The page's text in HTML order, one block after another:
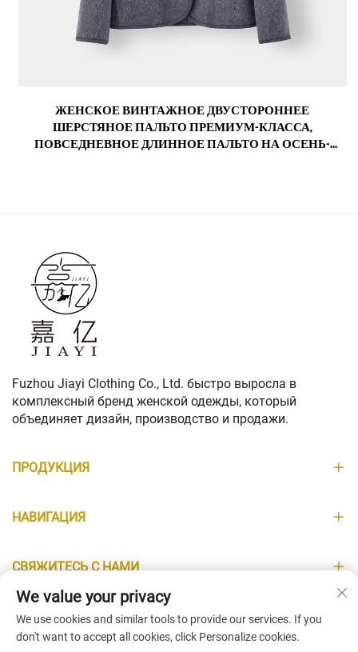
ЖЕНСКОЕ ВИНТАЖНОЕ ДВУСТОРОННЕЕ
ШЕРСТЯНОЕ ПАЛЬТО ПРЕМИУМ-КЛАССА,
ПОВСЕДНЕВНОЕ ДЛИННОЕ ПАЛЬТО НА ОСЕНЬ-
Fuzhou Jiayi Clothing Co., Ltd. быстро выросла в
комплексный бренд женской одежды, который
объединяет дизайн, производство и продажи.
ПРОДУКЦИЯ
НАВИГАЦИЯ
СВЯЖИТЕСЬ С НАМИ
ИНФОРМАЦИЯ
We value your privacy
We use cookies and similar tools to provide our services. If you
don't want to accept all cookies, click Personalize cookies.